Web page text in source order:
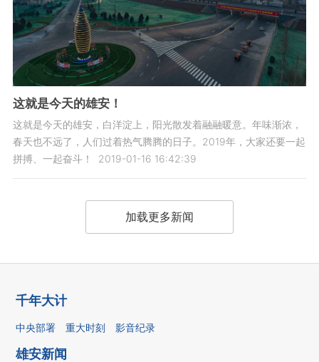
这就是今天的雄安！
这就是今天的雄安，白洋淀上，阳光散发着融融暖意。年味渐浓，
春天也不远了，人们过着热气腾腾的日子。2019年，大家还要一起
拼搏、一起奋斗！
2019-01-16 16:42:39
加载更多新闻
千年大计
中央部署 重大时刻 影音纪录
雄安新闻